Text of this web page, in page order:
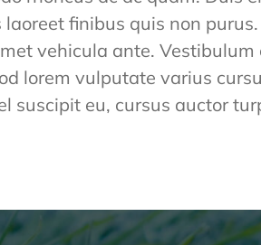
finibus quis non
vehicula ante.
lorem vulputate varius
suscipit eu, cursus auctor